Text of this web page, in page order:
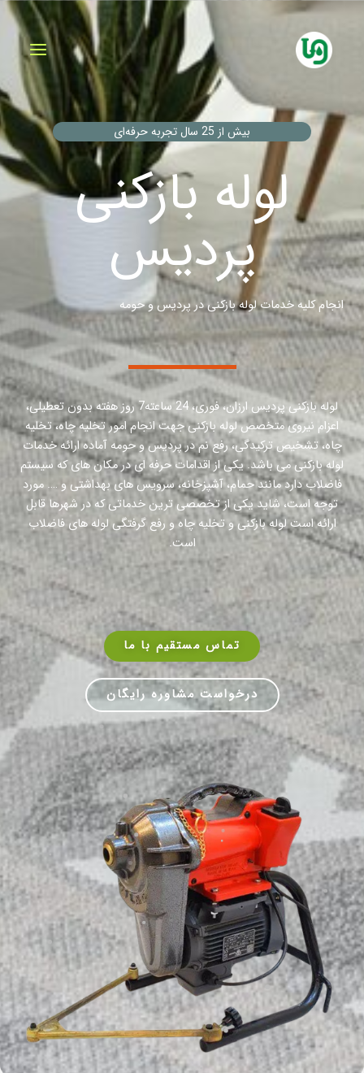
بیش از 25 سال تجربه حرفه‌ای
لوله بازکنی
پردیس
انجام کلیه خدمات لوله بازکنی در پردیس و حومه
لوله بازکنی پردیس ارزان، فوری، 24 ساعته7 روز هفته بدون تعطیلی،
اعزام نیروی متخصص لوله بازکنی جهت انجام امور تخلیه چاه، تخلیه
چاه، تشخیص ترکیدگی، رفع نم در پردیس و حومه آماده ارائه خدمات
لوله بازکنی می باشد. یکی از اقدامات حرفه ای در مکان های که سیستم
فاضلاب دارد مانند حمام، آشپزخانه، سرویس های بهداشتی و …. مورد
توجه است، شاید یکی از تخصصی ترین خدماتی که در شهرها قابل
ارائه است لوله بازکنی و تخلیه چاه و رفع گرفتگی لوله های فاضلاب
است.
تماس مستقیم با ما
درخواست مشاوره رایگان